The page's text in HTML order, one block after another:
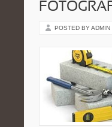
POSTED BY ADMIN